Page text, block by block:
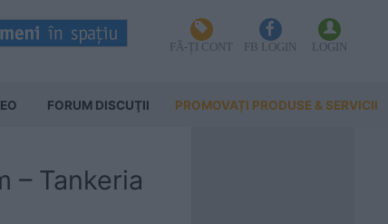
FĂ-ȚI CONT FB LOGIN LOGIN
FORUM DISCUŢII PROMOVAȚI PRODUSE & SERVICII
– Tankeria